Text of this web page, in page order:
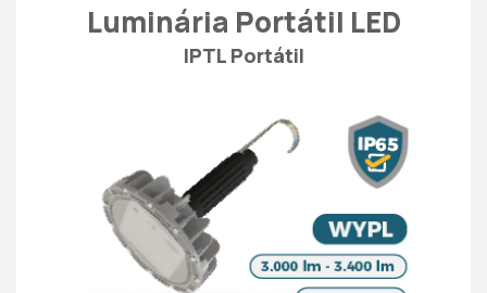
Luminária Portátil LED
IPTL Portátil